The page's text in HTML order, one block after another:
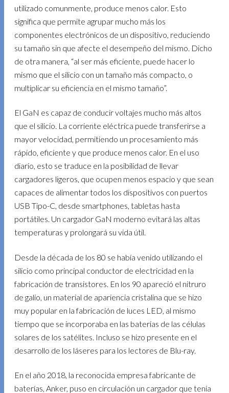
utilizado comunmente, produce menos calor. Esto
significa que permite agrupar mucho más los
componentes electrónicos de un dispositivo, reduciendo
su tamaño sin que afecte el desempeño del mismo. Dicho
de otra manera, “al ser más eficiente, puede hacer lo
mismo que el silicio con un tamaño más compacto, o
multiplicar su eficiencia en el mismo tamaño”.
El GaN es capaz de conducir voltajes mucho más altos
que el silicio. La corriente eléctrica puede transferirse a
mayor velocidad, permitiendo un procesamiento más
rápido, eficiente y que produce menos calor. En el uso
diario, esto se traduce en la posibilidad de llevar
cargadores ligeros, que ocupen menos espacio y que sean
capaces de alimentar todos los dispositivos con puertos
USB Tipo-C, desde smartphones, tabletas hasta
portátiles. Un cargador GaN moderno evitará las altas
temperaturas y prolongará su vida útil.
Desde la década de los 80 se había venido utilizando el
silicio como principal conductor de electricidad en la
fabricación de transistores. En los 90 apareció el nitruro
de galio, un material de apariencia cristalina que se hizo
muy popular en la fabricación de luces LED, al mismo
tiempo que se incorporaba en las baterías de las células
solares de los satélites. Incluso se hizo presente en el
desarrollo de los láseres para los lectores de Blu-ray.
En el año 2018, la reconocida empresa fabricante de
baterías, Anker, puso en circulación un cargador que tenía